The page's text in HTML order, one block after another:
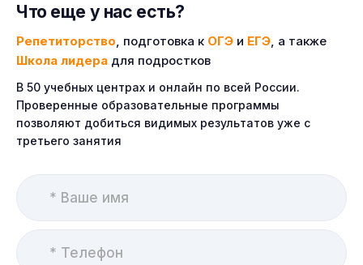
Что еще у нас есть?
Репетиторство, подготовка к ОГЭ и ЕГЭ, а также
Школа лидера для подростков
В 50 учебных центрах и онлайн по всей России.
Проверенные образовательные программы
позволяют добиться видимых результатов уже с
третьего занятия